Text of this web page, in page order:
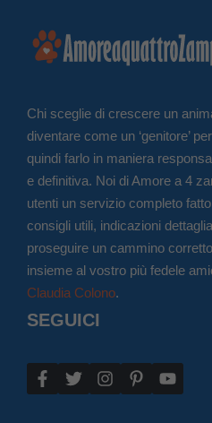
Chi sceglie di crescere un
diventare come un ‘genitore’
quindi farlo in maniera
e definitiva. Noi di Amore a 4
utenti un servizio completo
consigli utili, indicazioni
proseguire un cammino
insieme al vostro più fedele
Claudia Colono.
SEGUICI